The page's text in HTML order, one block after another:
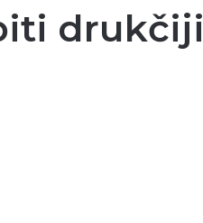
drukčiji